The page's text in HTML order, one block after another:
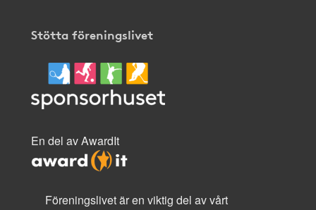
Stötta föreningslivet
En del av AwardIt
Föreningslivet är en viktig del av vårt